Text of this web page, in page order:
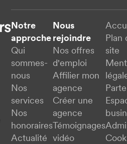
Notre
approche
Qui
sommes-
nous
Nos
services
Nos
honoraires
Actualité
Nous
rejoindre
Nos offres
d'emploi
Affilier mon
agence
Créer une
agence
Témoignages
vidéo
Plan
site